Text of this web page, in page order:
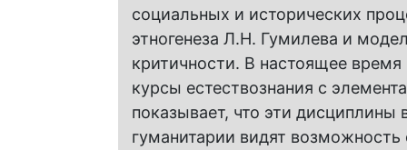
социальных и исторических
этногенеза Л.Н. Гумилева и
критичности. В настоящее
курсы естествознания с
показывает, что эти
гуманитарии видят